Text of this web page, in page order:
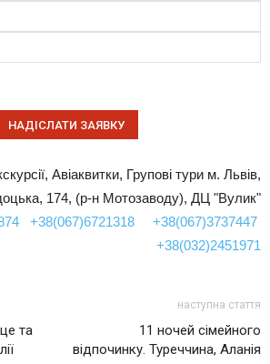
Авіаквитки, Групові тури м. Львів,
174, (р-н Мотозаводу), ДЦ "Вулик"
+38(067)6721318
+38(067)3737447
+38(032)2451971
та
наступна стаття
11 ночей сімейного
відпочинку. Туреччина, Аланія